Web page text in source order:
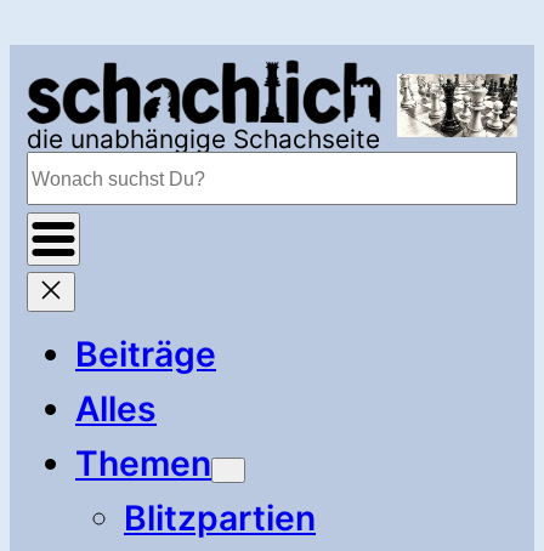
springen
die unabhängige Schachseite
Suchen
Beiträge
Alles
Themen
Blitzpartien